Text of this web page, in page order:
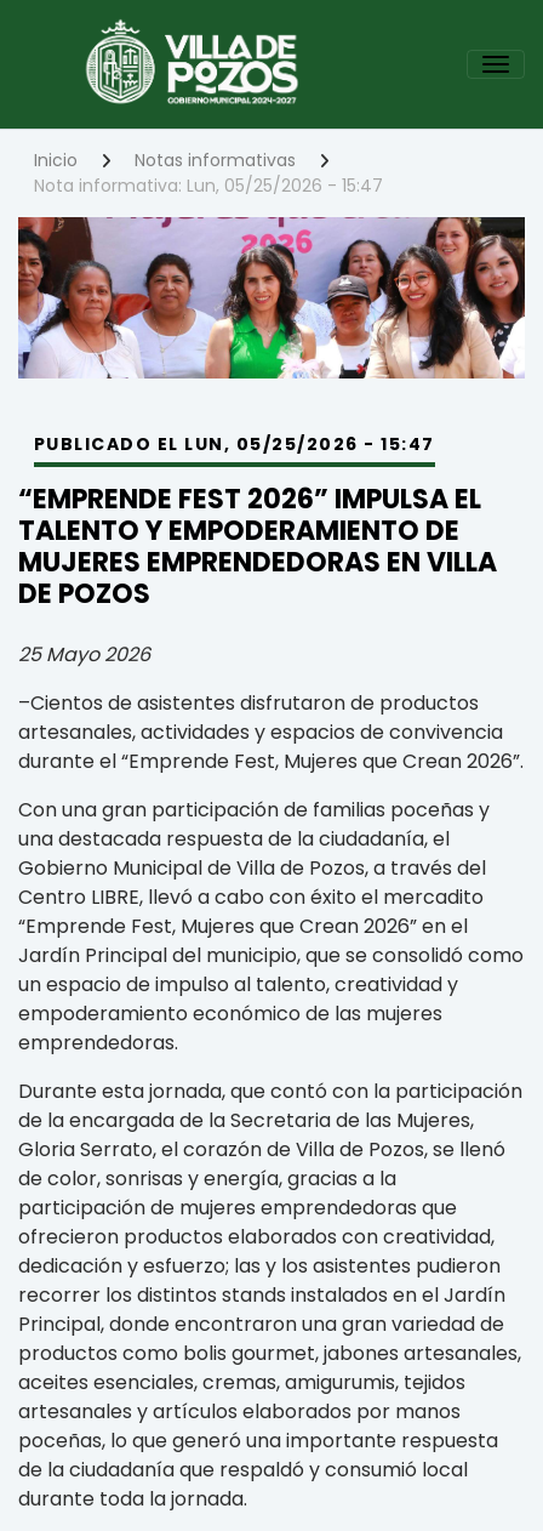
contenido
Inicio
Notas informativas
Nota informativa: Lun, 05/25/2026 - 15:47
PUBLICADO EL LUN, 05/25/2026 - 15:47
“EMPRENDE FEST 2026” IMPULSA EL
TALENTO Y EMPODERAMIENTO DE
MUJERES EMPRENDEDORAS EN VILLA
DE POZOS
25 Mayo 2026
–Cientos de asistentes disfrutaron de productos
artesanales, actividades y espacios de convivencia
durante el “Emprende Fest, Mujeres que Crean 2026”.
Con una gran participación de familias poceñas y
una destacada respuesta de la ciudadanía, el
Gobierno Municipal de Villa de Pozos, a través del
Centro LIBRE, llevó a cabo con éxito el mercadito
“Emprende Fest, Mujeres que Crean 2026” en el
Jardín Principal del municipio, que se consolidó como
un espacio de impulso al talento, creatividad y
empoderamiento económico de las mujeres
emprendedoras.
Durante esta jornada, que contó con la participación
de la encargada de la Secretaria de las Mujeres,
Gloria Serrato, el corazón de Villa de Pozos, se llenó
de color, sonrisas y energía, gracias a la
participación de mujeres emprendedoras que
ofrecieron productos elaborados con creatividad,
dedicación y esfuerzo; las y los asistentes pudieron
recorrer los distintos stands instalados en el Jardín
Principal, donde encontraron una gran variedad de
productos como bolis gourmet, jabones artesanales,
aceites esenciales, cremas, amigurumis, tejidos
artesanales y artículos elaborados por manos
poceñas, lo que generó una importante respuesta
de la ciudadanía que respaldó y consumió local
durante toda la jornada.